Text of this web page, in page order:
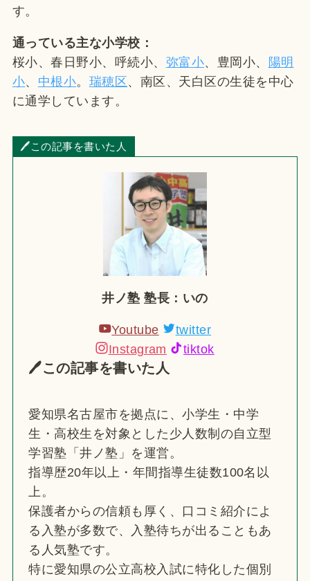
す。
通っている主な小学校：
桜小、春日野小、呼続小、 弥富小、豊岡小、
陽明
小、 中根小。 瑞穂区 、南区、天白区の生徒を中心
に通学しています。
🖊この記事を書いた人
井ノ塾 塾長：いの
Youtube
twitter
Instagram
tiktok
🖊この記事を書いた人
愛知県名古屋市を拠点に、小学生・中学
生・高校生を対象とした少人数制の自立型
学習塾「井ノ塾」を運営。
指導歴20年以上・年間指導生徒数100名以
上。
保護者からの信頼も厚く、口コミ紹介によ
る入塾が多数で、入塾待ちが出ることもあ
る人気塾です。
特に愛知県の公立高校入試に特化した個別